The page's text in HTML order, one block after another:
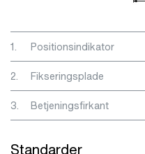
1. Positionsindikator
2.
Fikseringsplade
3.
Betjeningsfirkant
Standarder